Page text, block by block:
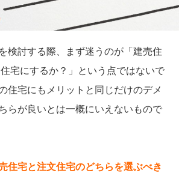
検討する際、まず迷うのが「建売住
宅にするか？」という点ではないで
住宅にもメリットと同じだけのデメ
らが良いとは一概にいえないもので
住宅と注文住宅のどちらを選ぶべき